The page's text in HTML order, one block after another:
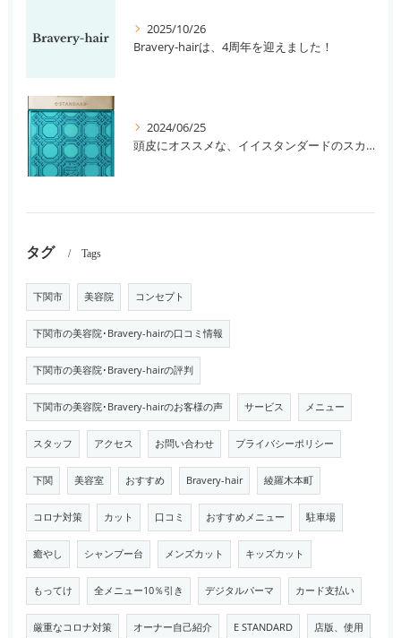
2025/10/26
Bravery-hairは、4周年を迎えました！
2024/06/25
頭皮にオススメな、イイスタンダードのスカルプ系シャンプー＆トリートメントです！
タグ Tags
下関市 美容院 コンセプト
下関市の美容院･Bravery-hairの口コミ情報
下関市の美容院･Bravery-hairの評判
下関市の美容院･Bravery-hairのお客様の声 サービス メニュー
スタッフ アクセス お問い合わせ プライバシーポリシー
下関 美容室 おすすめ Bravery-hair 綾羅木本町
コロナ対策 カット 口コミ おすすめメニュー 駐車場
癒やし シャンプー台 メンズカット キッズカット
もってけ 全メニュー10％引き デジタルパーマ カード支払い
厳重なコロナ対策 オーナー自己紹介 E STANDARD 店版、使用